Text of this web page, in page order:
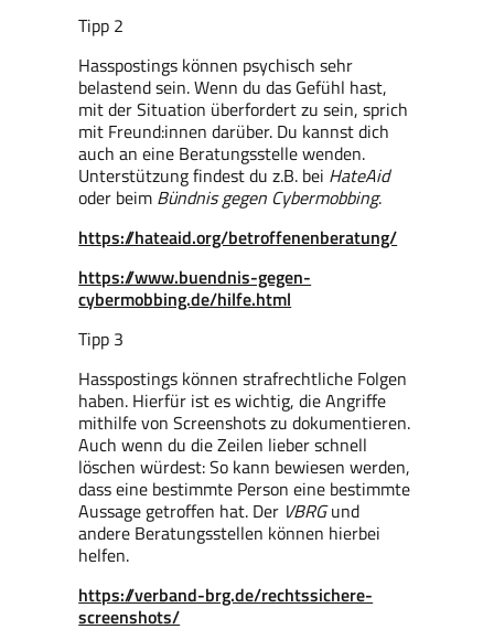
Tipp 2
Hasspostings können psychisch sehr
belastend sein. Wenn du das Gefühl hast,
mit der Situation überfordert zu sein, sprich
mit Freund:innen darüber. Du kannst dich
auch an eine Beratungsstelle wenden.
Unterstützung findest du z.B. bei HateAid
oder beim Bündnis gegen Cybermobbing.
https://hateaid.org/betroffenenberatung/
https://www.buendnis-gegen-
cybermobbing.de/hilfe.html
Tipp 3
Hasspostings können strafrechtliche Folgen
haben. Hierfür ist es wichtig, die Angriffe
mithilfe von Screenshots zu dokumentieren.
Auch wenn du die Zeilen lieber schnell
löschen würdest: So kann bewiesen werden,
dass eine bestimmte Person eine bestimmte
Aussage getroffen hat. Der VBRGund
andere Beratungsstellen können hierbei
helfen.
https://verband-brg.de/rechtssichere-
screenshots/